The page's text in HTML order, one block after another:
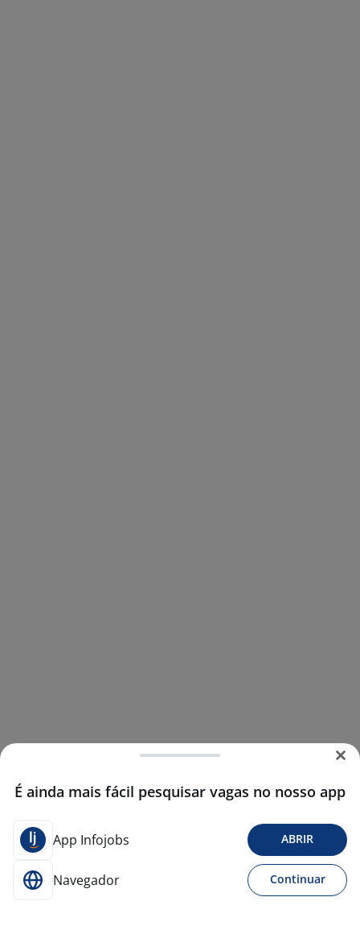
É ainda mais fácil pesquisar vagas no nosso app
App Infojobs ABRIR
Navegador Continuar